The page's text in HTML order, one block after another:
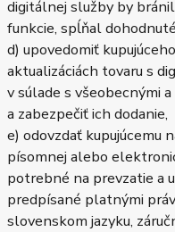
digitálnej služby by
funkcie, spĺňal
d) upovedomiť
aktualizáciách tovaru s
v súlade s všeobecnými
a zabezpečiť ich dodanie,
e) odovzdať kupujúcemu
písomnej alebo
potrebné na prevzatie a
predpísané platnými
slovenskom jazyku,